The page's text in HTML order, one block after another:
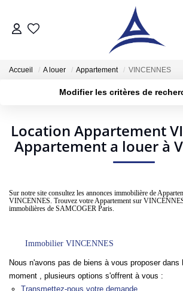
VENTES
Acheter
Vendre
Estimer
LOCATIONS
Accueil A louer Appartement VINCENNES
Modifier les critères de
Sélectionnez...
Type de bien
Surface min
Créer une alerte
Location Appartement
Appartement a louer à
Sur notre site consultez les annonces immobilière de
VINCENNES. Trouvez votre Appartement sur
immobilières de SAMCOGER Paris.
Immobilier VINCENNES
Nous n'avons pas de biens à vous proposer dans
moment , plusieurs options s'offrent à vous :
Transmettez-nous votre demande